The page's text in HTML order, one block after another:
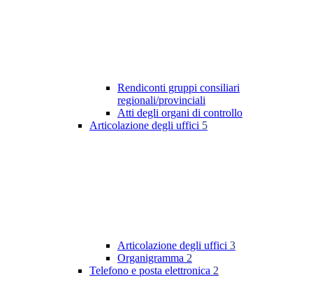
Rendiconti gruppi consiliari
regionali/provinciali
Atti degli organi di controllo
Articolazione degli uffici 5
Articolazione degli uffici 3
Organigramma 2
Telefono e posta elettronica 2